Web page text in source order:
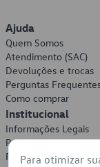
Ajuda
Quem Somos
Atendimento (SAC)
Devoluções e trocas
Perguntas
Como comprar
Institucional
Informações Legais
Política de
Política de Cookies
Para otimizar